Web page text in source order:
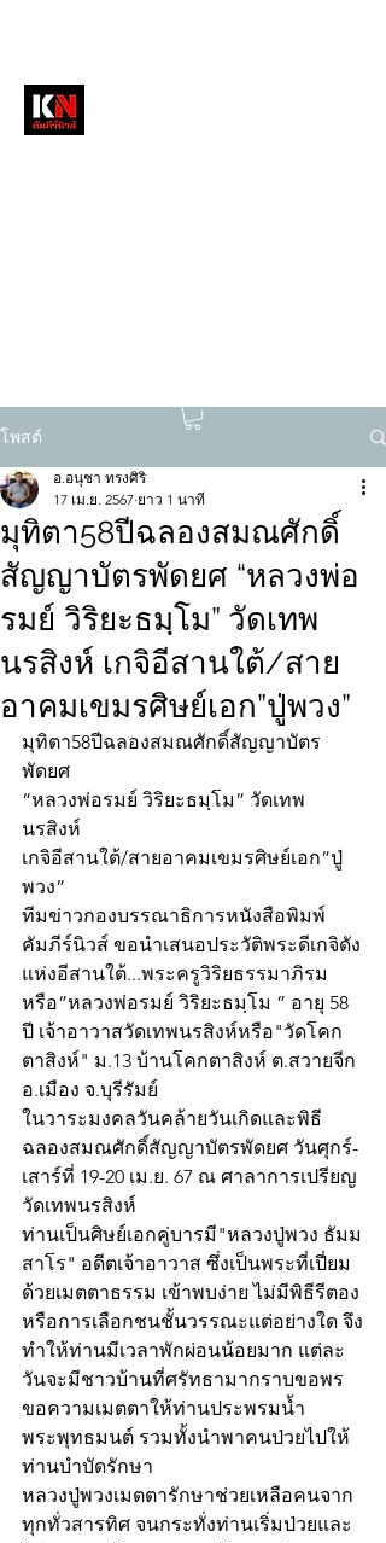
โพสต์
มุทิตา58ปีฉลองสมณศักดิ์
สัญญาบัตรพัดยศ “หลวงพ่อ
รมย์ วิริยะธมฺโม” วัดเทพ
นรสิงห์ เกจิอีสานใต้/สาย
อาคมเขมรศิษย์เอก”ปู่พวง”
อ.อนุชา ทรงศิริ
17 เม.ย. 2567 ยาว 1 นาที
มุทิตา58ปีฉลองสมณศักดิ์สัญญาบัตร
พัดยศ
“หลวงพ่อรมย์ วิริยะธมฺโม” วัดเทพ
นรสิงห์
เกจิอีสานใต้/สายอาคมเขมรศิษย์เอก”ปู่
พวง”
ทีมข่าวกองบรรณาธิการหนังสือพิมพ์
คัมภีร์นิวส์ ขอนำเสนอประวัติพระดีเกจิดัง
แห่งอีสานใต้...พระครูวิริยธรรมาภิรม
หรือ”หลวงพ่อรมย์ วิริยะธมฺโม ” อายุ 58
ปี เจ้าอาวาสวัดเทพนรสิงห์หรือ"วัดโคก
ตาสิงห์" ม.13 บ้านโคกตาสิงห์ ต.สวายจีก
อ.เมือง จ.บุรีรัมย์
ในวาระมงคลวันคล้ายวันเกิดและพิธี
ฉลองสมณศักดิ์สัญญาบัตรพัดยศ วันศุกร์-
เสาร์ที่ 19-20 เม.ย. 67 ณ ศาลาการเปรียญ
วัดเทพนรสิงห์
ท่านเป็นศิษย์เอกคู่บารมี"หลวงปู่พวง ธัมม
สาโร" อดีตเจ้าอาวาส ซึ่งเป็นพระที่เปี่ยม
ด้วยเมตตาธรรม เข้าพบง่าย ไม่มีพิธีรีตอง
หรือการเลือกชนชั้นวรรณะแต่อย่างใด จึง
ทำให้ท่านมีเวลาพักผ่อนน้อยมาก แต่ละ
วันจะมีชาวบ้านที่ศรัทธามากราบขอพร
ขอความเมตตาให้ท่านประพรมน้ำ
พระพุทธมนต์ รวมทั้งนำพาคนป่วยไปให้
ท่านบำบัดรักษา
หลวงปู่พวงเมตตารักษาช่วยเหลือคนจาก
ทุกทั่วสารทิศ จนกระทั่งท่านเริ่มป่วยและ